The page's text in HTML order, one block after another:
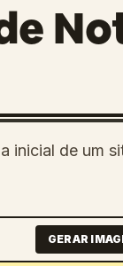
inicial de um
GERAR